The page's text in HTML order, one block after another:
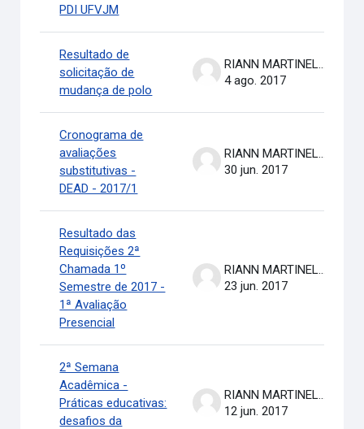
PDI UFVJM
Resultado de
solicitação de
mudança de polo
RIANN MARTINELLI BATISTA
4 ago. 2017
Cronograma de
avaliações
substitutivas -
DEAD - 2017/1
RIANN MARTINELLI BATISTA
30 jun. 2017
Resultado das
Requisições 2ª
Chamada 1º
Semestre de 2017 -
1ª Avaliação
Presencial
RIANN MARTINELLI BATISTA
23 jun. 2017
2ª Semana
Acadêmica -
Práticas educativas:
desafios da
RIANN MARTINELLI BATISTA
12 jun. 2017